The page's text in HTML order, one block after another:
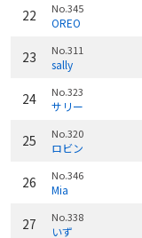
22 No.345
OREO
23 No.311
sally
24 No.323
サリー
25 No.320
ロビン
26 No.346
Mia
27 No.338
いず